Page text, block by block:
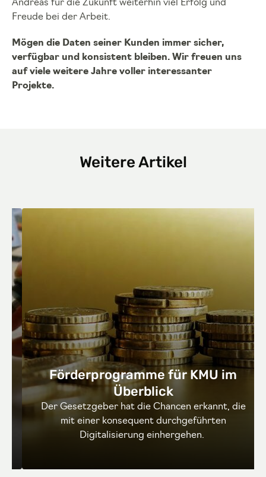
Andreas für die Zukunft weiterhin viel Erfolg und
Freude bei der Arbeit.
Mögen die Daten seiner Kunden immer sicher,
verfügbar und konsistent bleiben. Wir freuen uns
auf viele weitere Jahre voller interessanter
Projekte.
Weitere Artikel
Förderprogramme für KMU im
Überblick
Der Gesetzgeber hat die Chancen erkannt, die
mit einer konsequent durchgeführten
Digitalisierung einhergehen.